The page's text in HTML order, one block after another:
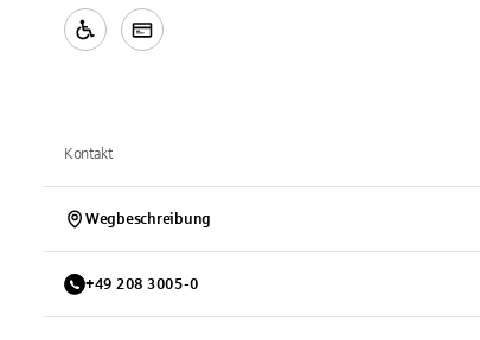
Kontakt
Wegbeschreibung
+49 208 3005-0